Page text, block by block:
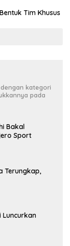
Tim Khusus
kategori
pada
Bakal
Sport
Terungkap,
Luncurkan